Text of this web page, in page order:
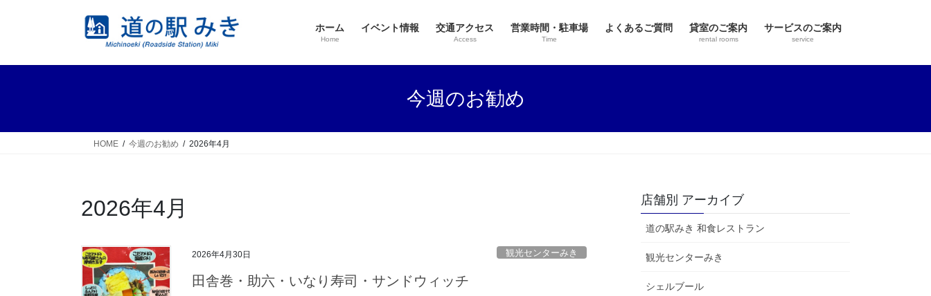
ホーム
Home
イベント情報 交通アクセス
Access
営業時間・駐車場
Time
よくあるご質問 貸室のご案内
rental rooms
サービスのご案内
service
今週のお勧め
HOME 今週のお勧め 2026年4月
2026年4月
2026年4月30日 観光センターみき
田舎巻・助六・いなり寿司・サンドウィッチ
店舗別 アーカイブ
道の駅みき 和食レストラン
観光センターみき
シェルブール